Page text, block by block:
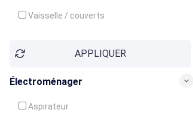
Vaisselle / couverts
Congélateur
APPLIQUER
Électroménager
Aspirateur